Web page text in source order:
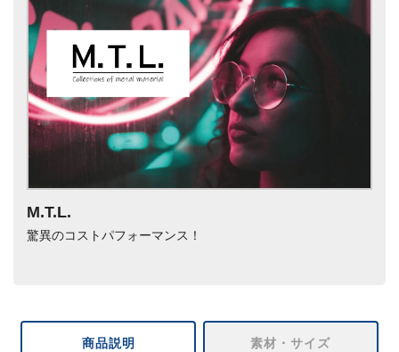
M.T.L.
驚異のコストパフォーマンス！
商品説明 素材・サイズ